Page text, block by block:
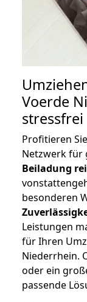
Voerde
stressfrei
Profitieren
Netzwerk für
Beiladung
besonderen
Leistungen
für Ihren
Niederrhein.
oder ein
passende